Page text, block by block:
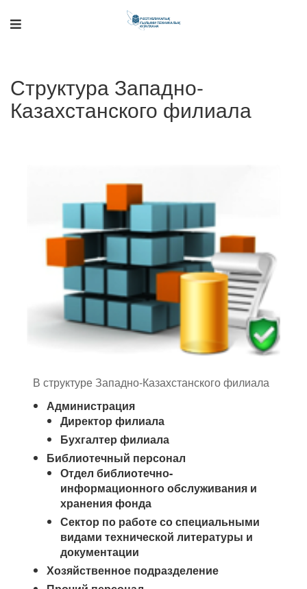
Структура Западно-
Казахстанского филиала
В структуре Западно-Казахстанского филиала
Администрация
Директор филиала
Бухгалтер филиала
Библиотечный персонал
Отдел библиотечно-
информационного обслуживания и
хранения фонда
Сектор по работе со специальными
видами технической литературы и
документации
Хозяйственное подразделение
Онлайн-помощник
RU